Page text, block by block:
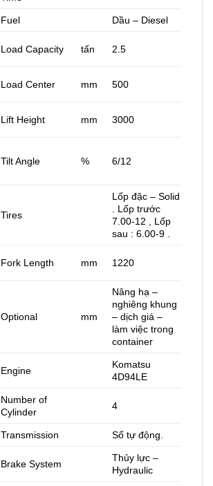
Fuel Dầu – Diesel
Load Capacity tấn 2.5
Load Center mm 500
Lift Height mm 3000
Tilt Angle % 6/12
Tires
Lốp đặc – Solid
. Lốp trước
7.00-12 , Lốp
sau : 6.00-9 .
Fork Length mm 1220
Optional mm
Nâng hạ –
nghiêng khung
– dịch giá –
làm việc trong
container
Engine
Komatsu
4D94LE
Number of
Cylinder
4
Transmission Số tự động.
Brake System
Thủy lực –
Hydraulic